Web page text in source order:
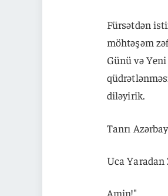
Fürsətdən
möhtəşəm
Günü və
diləyirik.
Tanrı
Uca
Amin!"